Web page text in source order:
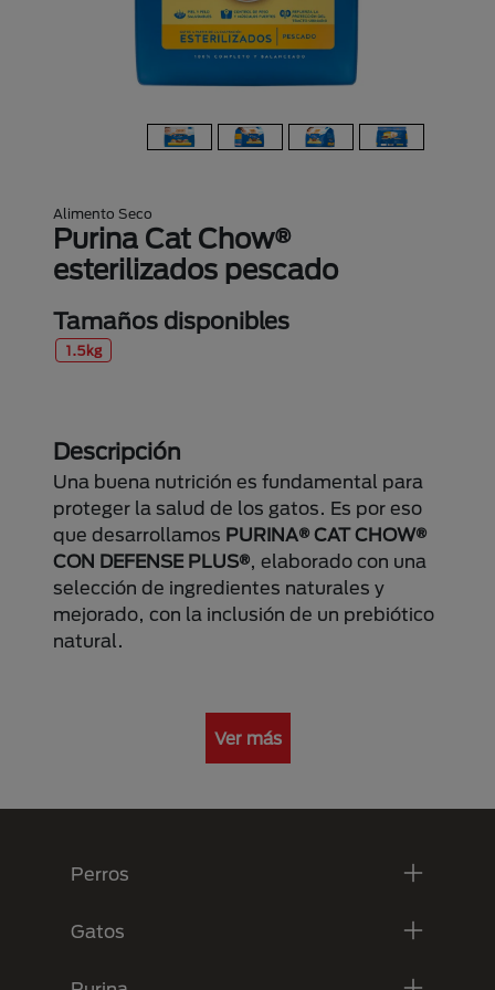
Alimento Seco
Purina Cat Chow®
esterilizados pescado
Tamaños disponibles
1.5kg
Descripción
Una buena nutrición es fundamental para
proteger la salud de los gatos. Es por eso
que desarrollamos PURINA® CAT CHOW®
CON DEFENSE PLUS®, elaborado con una
selección de ingredientes naturales y
mejorado, con la inclusión de un prebiótico
natural.
Ver más
Perros
Gatos